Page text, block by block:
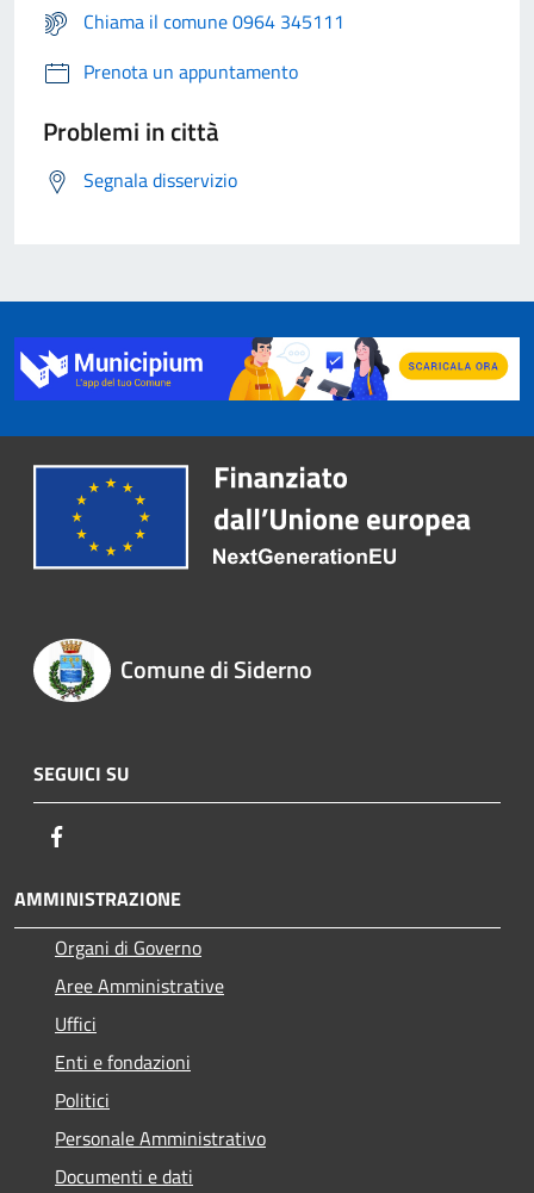
Chiama il comune 0964 345111
Prenota un appuntamento
Problemi in città
Segnala disservizio
Comune di Siderno
SEGUICI SU
AMMINISTRAZIONE
Organi di Governo
Aree Amministrative
Uffici
Enti e fondazioni
Politici
Personale Amministrativo
Documenti e dati